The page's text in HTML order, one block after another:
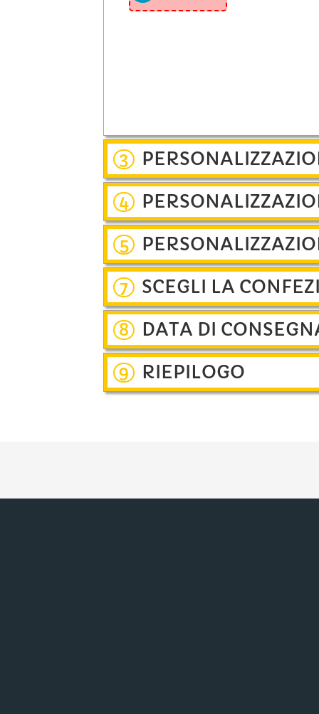
3
4
5
7 SCEGLI LA
8 DATA DI
9 RIEPILOGO